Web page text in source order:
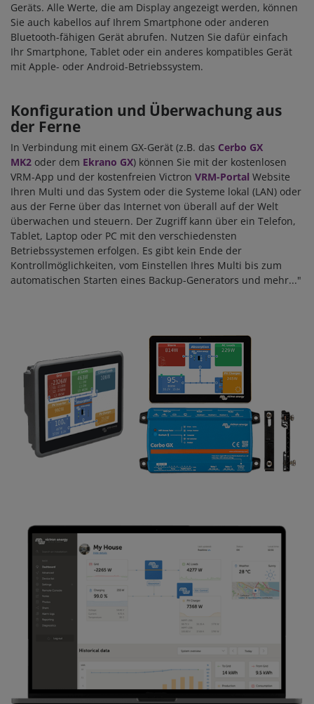
Geräts. Alle Werte, die am Display angezeigt werden, können
Sie auch kabellos auf Ihrem Smartphone oder anderen
Bluetooth-fähigen Gerät abrufen. Nutzen Sie dafür einfach
Ihr Smartphone, Tablet oder ein anderes kompatibles Gerät
mit Apple- oder Android-Betriebssystem.
Konfiguration und Überwachung aus
der Ferne
In Verbindung mit einem GX-Gerät (z.B. das Cerbo GX
MK2 oder dem Ekrano GX) können Sie mit der kostenlosen
VRM-App und der kostenfreien Victron VRM-Portal Website
Ihren Multi und das System oder die Systeme lokal (LAN) oder
aus der Ferne über das Internet von überall auf der Welt
überwachen und steuern. Der Zugriff kann über ein Telefon,
Tablet, Laptop oder PC mit den verschiedensten
Betriebssystemen erfolgen. Es gibt kein Ende der
Kontrollmöglichkeiten, vom Einstellen Ihres Multi bis zum
automatischen Starten eines Backup-Generators und mehr..."